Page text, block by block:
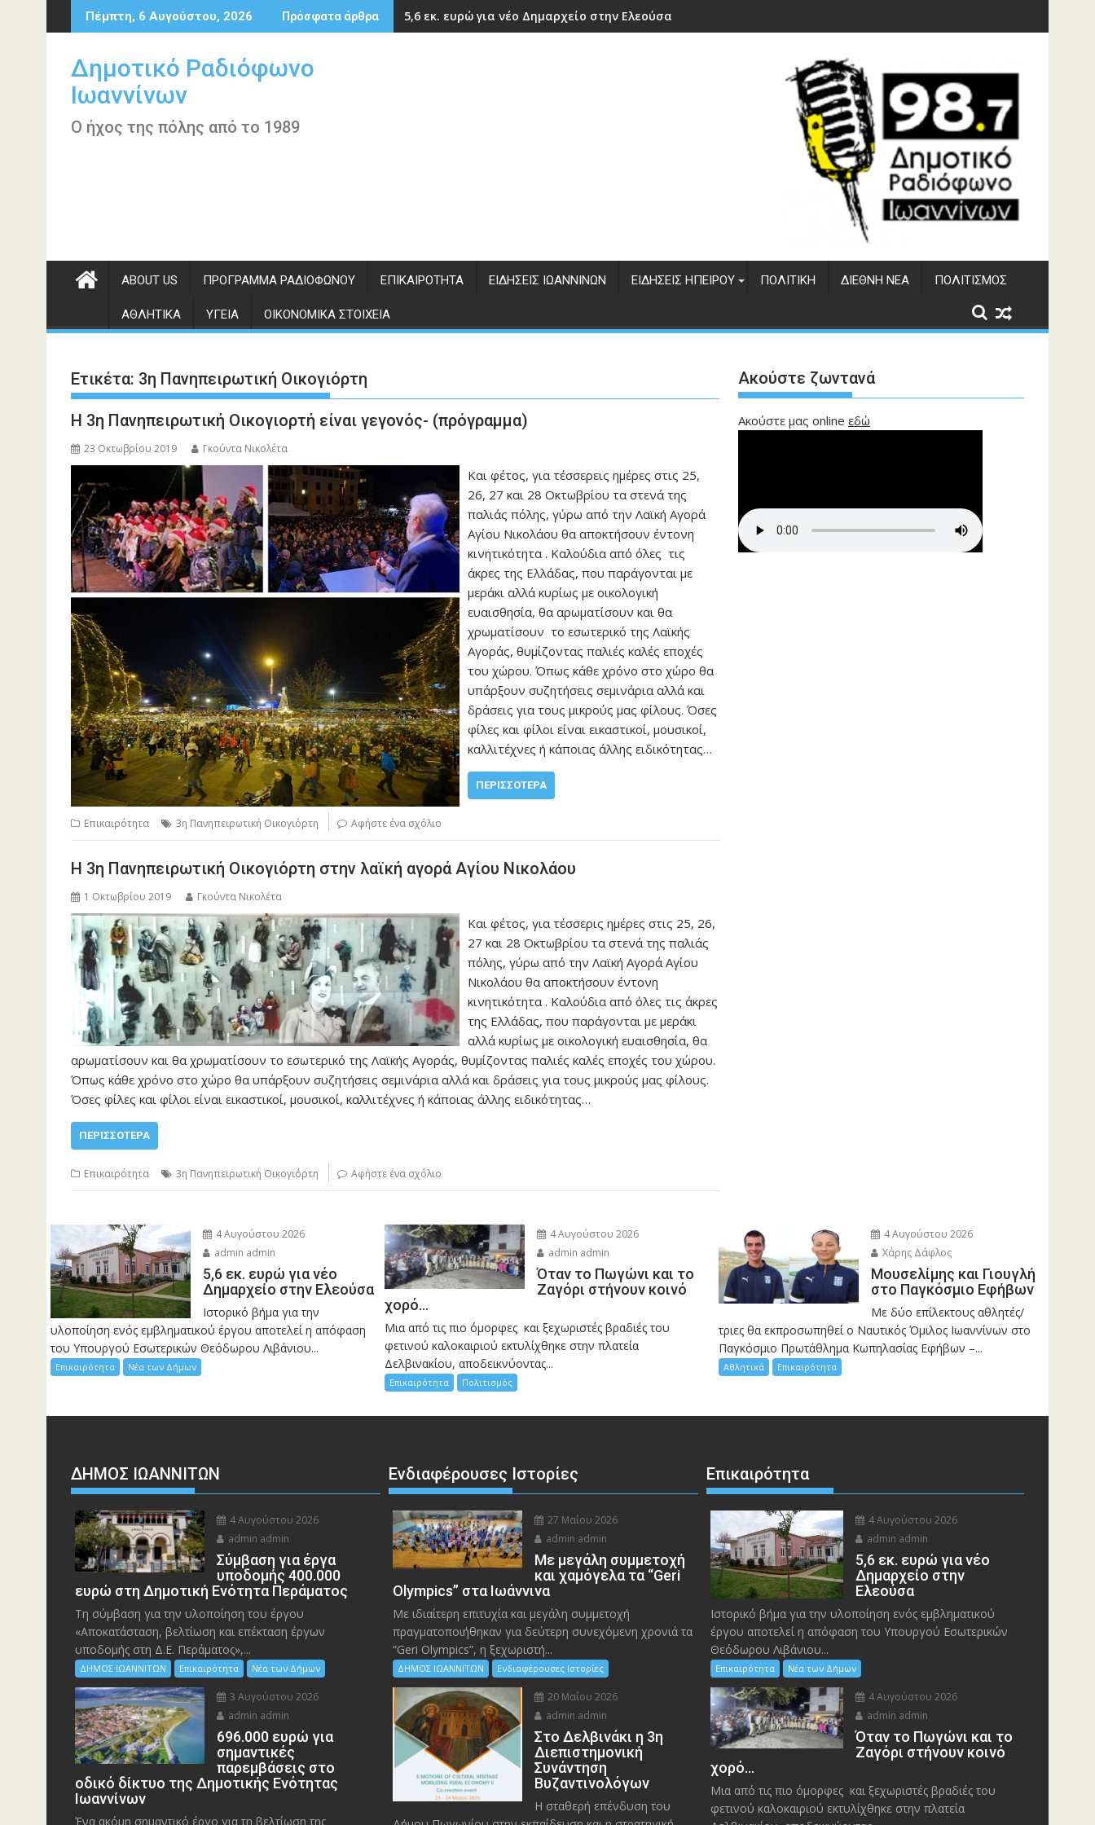
Περάστε
στο
Πέμπτη, 6 Αυγούστου, 2026 Πρόσφατα άρθρα 5,6 εκ. ευρώ για νέο Δημαρχείο στην Ελεούσα
Δημοτικό Ραδιόφωνο
Ιωαννίνων
Ο ήχος της πόλης από το 1989
ABOUT US ΠΡΌΓΡΑΜΜΑ ΡΑΔΙΟΦΏΝΟΥ ΕΠΙΚΑΙΡΌΤΗΤΑ ΕΙΔΉΣΕΙΣ ΙΩΑΝΝΊΝΩΝ ΕΙΔΉΣΕΙΣ ΗΠΕΊΡΟΥ ΠΟΛΙΤΙΚΉ ΔΙΕΘΝΉ ΝΈΑ ΠΟΛΙΤΙΣΜΌΣ
ΑΘΛΗΤΙΚΆ ΥΓΕΊΑ ΟΙΚΟΝΟΜΙΚΆ ΣΤΟΙΧΕΊΑ
Ετικέτα: 3η Πανηπειρωτική Οικογιόρτη
Η 3η Πανηπειρωτική Οικογιορτή είναι γεγονός- (πρόγραμμα)
23 Οκτωβρίου 2019 Γκούντα Νικολέτα
Και φέτος, για τέσσερεις ημέρες στις 25,
26, 27 και 28 Οκτωβρίου τα στενά της
παλιάς πόλης, γύρω από την Λαϊκή Αγορά
Αγίου Νικολάου θα αποκτήσουν έντονη
κινητικότητα . Καλούδια από όλες τις
άκρες της Ελλάδας, που παράγονται με
μεράκι αλλά κυρίως με οικολογική
ευαισθησία, θα αρωματίσουν και θα
χρωματίσουν το εσωτερικό της Λαϊκής
Αγοράς, θυμίζοντας παλιές καλές εποχές
του χώρου. Όπως κάθε χρόνο στο χώρο θα
υπάρξουν συζητήσεις σεμινάρια αλλά και
δράσεις για τους μικρούς μας φίλους. Όσες
φίλες και φίλοι είναι εικαστικοί, μουσικοί,
καλλιτέχνες ή κάποιας άλλης ειδικότητας…
ΠΕΡΙΣΣΌΤΕΡΑ
Επικαιρότητα 3η Πανηπειρωτική Οικογιόρτη Αφήστε ένα σχόλιο
Η 3η Πανηπειρωτική Οικογιόρτη στην λαϊκή αγορά Αγίου Νικολάου
1 Οκτωβρίου 2019 Γκούντα Νικολέτα
Και φέτος, για τέσσερις ημέρες στις 25, 26,
27 και 28 Οκτωβρίου τα στενά της παλιάς
πόλης, γύρω από την Λαϊκή Αγορά Αγίου
Νικολάου θα αποκτήσουν έντονη
κινητικότητα . Καλούδια από όλες τις άκρες
της Ελλάδας, που παράγονται με μεράκι
αλλά κυρίως με οικολογική ευαισθησία, θα
αρωματίσουν και θα χρωματίσουν το εσωτερικό της Λαϊκής Αγοράς, θυμίζοντας παλιές καλές εποχές του χώρου.
Όπως κάθε χρόνο στο χώρο θα υπάρξουν συζητήσεις σεμινάρια αλλά και δράσεις για τους μικρούς μας φίλους.
Όσες φίλες και φίλοι είναι εικαστικοί, μουσικοί, καλλιτέχνες ή κάποιας άλλης ειδικότητας…
ΠΕΡΙΣΣΌΤΕΡΑ
Επικαιρότητα 3η Πανηπειρωτική Οικογιόρτη Αφήστε ένα σχόλιο
Ακούστε ζωντανά
Ακούστε μας online εδώ
4 Αυγούστου 2026
admin admin
5,6 εκ. ευρώ για νέο
Δημαρχείο στην Ελεούσα
Ιστορικό βήμα για την
υλοποίηση ενός εμβληματικού έργου αποτελεί η απόφαση
του Υπουργού Εσωτερικών Θεόδωρου Λιβάνιου...
Επικαιρότητα Νέα των Δήμων
4 Αυγούστου 2026
admin admin
Όταν το Πωγώνι και το
Ζαγόρι στήνουν κοινό
χορό…
Μια από τις πιο όμορφες και ξεχωριστές βραδιές του
φετινού καλοκαιριού εκτυλίχθηκε στην πλατεία
Δελβινακίου, αποδεικνύοντας...
Επικαιρότητα Πολιτισμός
4 Αυγούστου 2026
Χάρης Δάφλος
Μουσελίμης και Γιουγλή
στο Παγκόσμιο Εφήβων
Mε δύο επίλεκτους αθλητές/
τριες θα εκπροσωπηθεί ο Ναυτικός Όμιλος Ιωαννίνων στο
Παγκόσμιο Πρωτάθλημα Κωπηλασίας Εφήβων –...
Αθλητικά Επικαιρότητα
ΔΗΜΟΣ ΙΩΑΝΝΙΤΩΝ
4 Αυγούστου 2026
admin admin
Σύμβαση για έργα
υποδομής 400.000
ευρώ στη Δημοτική Ενότητα Περάματος
Τη σύμβαση για την υλοποίηση του έργου
«Αποκατάσταση, βελτίωση και επέκταση έργων
υποδομής στη Δ.Ε. Περάματος»,...
ΔΗΜΟΣ ΙΩΑΝΝΙΤΩΝ Επικαιρότητα Νέα των Δήμων
3 Αυγούστου 2026
admin admin
696.000 ευρώ για
σημαντικές
παρεμβάσεις στο
οδικό δίκτυο της Δημοτικής Ενότητας
Ιωαννίνων
Ένα ακόμη σημαντικό έργο για τη βελτίωση της
Ενδιαφέρουσες Ιστορίες
27 Μαΐου 2026
admin admin
Με μεγάλη συμμετοχή
και χαμόγελα τα “Geri
Olympics” στα Ιωάννινα
Με ιδιαίτερη επιτυχία και μεγάλη συμμετοχή
πραγματοποιήθηκαν για δεύτερη συνεχόμενη χρονιά τα
“Geri Olympics”, η ξεχωριστή...
ΔΗΜΟΣ ΙΩΑΝΝΙΤΩΝ Ενδιαφέρουσες Ιστορίες
20 Μαΐου 2026
admin admin
Στο Δελβινάκι η 3η
Διεπιστημονική
Συνάντηση
Βυζαντινολόγων
Η σταθερή επένδυση του
Επικαιρότητα
4 Αυγούστου 2026
admin admin
5,6 εκ. ευρώ για νέο
Δημαρχείο στην
Ελεούσα
Ιστορικό βήμα για την υλοποίηση ενός εμβληματικού
έργου αποτελεί η απόφαση του Υπουργού Εσωτερικών
Θεόδωρου Λιβάνιου...
Επικαιρότητα Νέα των Δήμων
4 Αυγούστου 2026
admin admin
Όταν το Πωγώνι και το
Ζαγόρι στήνουν κοινό
χορό…
Μια από τις πιο όμορφες και ξεχωριστές βραδιές του
φετινού καλοκαιριού εκτυλίχθηκε στην πλατεία